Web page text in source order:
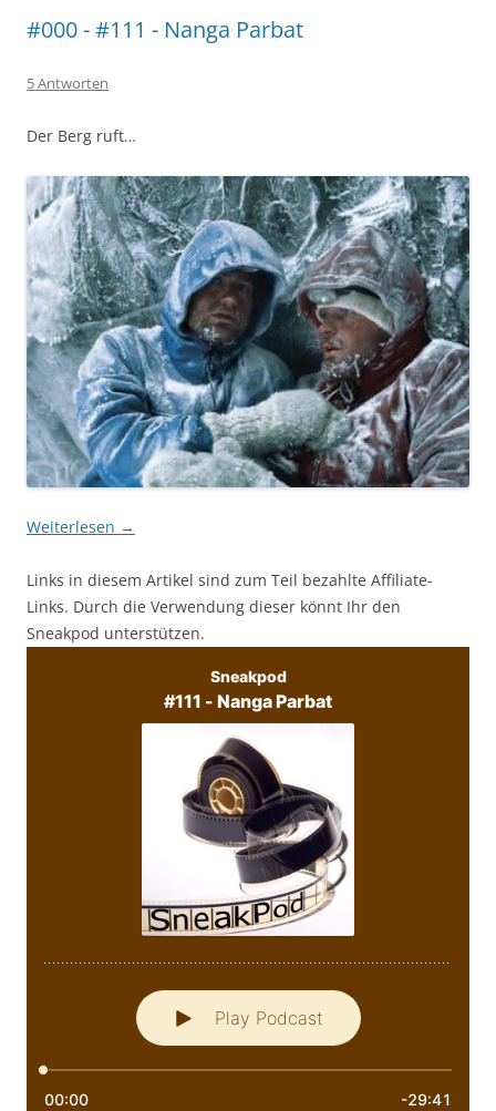
#000 - #111 - Nanga Parbat
5 Antworten
Der Berg ruft…
Weiterlesen →
Links in diesem Artikel sind zum Teil bezahlte Affiliate-
Links. Durch die Verwendung dieser könnt Ihr den
Sneakpod unterstützen.